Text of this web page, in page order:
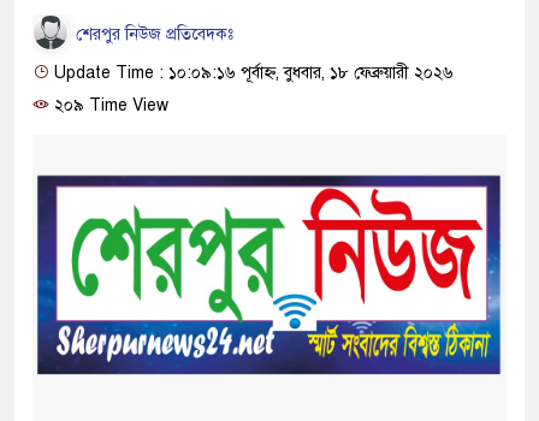
শেরপুর নিউজ প্রতিবেদকঃ
Update Time : ১০:০৯:১৬ পূর্বাহ্ন, বুধবার, ১৮ ফেব্রুয়ারী ২০২৬
২০৯ Time View